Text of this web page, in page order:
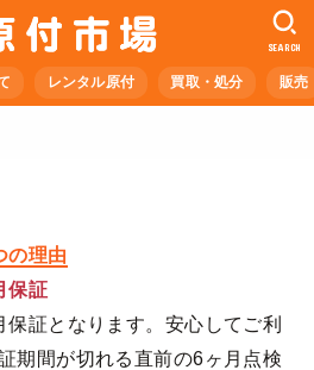
レンタル原付 買取・処分 販売
SEARCH
の理由
保証
保証となります。安心してご利
期間が切れる直前の6ヶ月点検